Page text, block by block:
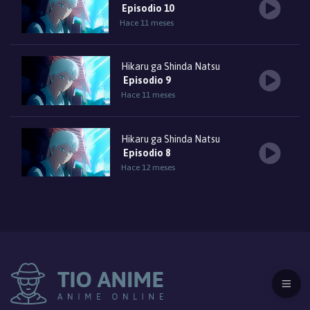
Episodio 10
Hace 11 meses
Hikaru ga Shinda Natsu
Episodio 9
Hace 11 meses
Hikaru ga Shinda Natsu
Episodio 8
Hace 12 meses
Hikaru ga Shinda Natsu
Episodio 6